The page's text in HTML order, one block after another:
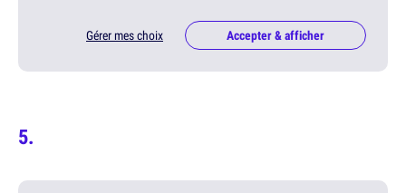
Gérer mes choix Accepter & afficher